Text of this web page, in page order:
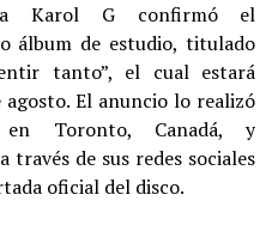
Karol G confirmó el
álbum de estudio, titulado
tanto”, el cual estará
El anuncio lo realizó
Toronto, Canadá, y
de sus redes sociales
oficial del disco.